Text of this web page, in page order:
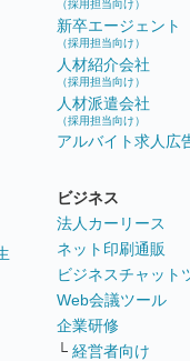
（採用担当向け）
新卒エージェント
（採用担当向け）
人材紹介会社
（採用担当向け）
人材派遣会社
（採用担当向け）
アルバイト求人広
ビジネス
法人カーリース
ネット印刷通販
ビジネスチャット
Web会議ツール
企業研修
└ 経営者向け